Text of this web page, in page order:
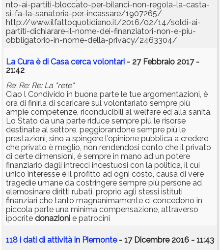
nto-ai-partiti-bloccato-per-bilanci-non-regola-la-casta-
si-fa-la-sanatoria-per-incassare/1907265/
http://www.ilfattoquotidiano.it/2016/02/14/soldi-ai-
partiti-dichiarare-il-nome-dei-finanziatori-non-e-piu-
obbligatorio-in-nome-della-privacy/2463304/
La Cura è di Casa cerca volontari - 27 Febbraio 2017 -
21:42
Re: Re: Re: La "rete"
Ciao l Condivido in buona parte le tue argomentazioni, è
ora di finirla di scaricare sul volontariato sempre più
ampie competenze, riconducibili al welfare ed alla sanità.
Lo Stato da una parte riduce sempre più le risorse
destinate al settore, peggiorandone sempre più le
prestazioni, sino a spingere l'opinione pubblica a credere
che privato è meglio, non rendendosi conto che il privato
di certe dimensioni, è sempre in mano ad un potere
finanziario dagli intrecci incestuosi con la politica, il cui
unico interesse è il profitto ad ogni costo, causa di vere
tragedie umane da costringere sempre più persone ad
elemosinare diritti rubati, proprio agli stessi istituti
finanziari che tanto magnanimamente ci concedono in
piccola parte una minima compensazione, attraverso
ipocrite donazioni e patrocini
118 i dati di attività in Piemonte - 17 Dicembre 2016 - 11:43